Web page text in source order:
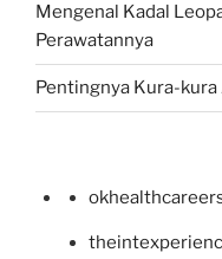
Mengenal Kadal
Perawatannya
Pentingnya Kura-